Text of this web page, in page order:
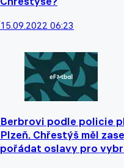
15.09.2022 06:23
Berbrovi podle policie
Plzeň. Chřestýš měl
pořádat oslavy pro